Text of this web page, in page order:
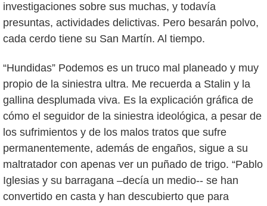
investigaciones sobre sus muchas, y todavía
presuntas, actividades delictivas. Pero besarán polvo,
cada cerdo tiene su San Martín. Al tiempo.
“Hundidas” Podemos es un truco mal planeado y muy
propio de la siniestra ultra. Me recuerda a Stalin y la
gallina desplumada viva. Es la explicación gráfica de
cómo el seguidor de la siniestra ideológica, a pesar de
los sufrimientos y de los malos tratos que sufre
permanentemente, además de engaños, sigue a su
maltratador con apenas ver un puñado de trigo. “Pablo
Iglesias y su barragana –decía un medio-- se han
convertido en casta y han descubierto que para